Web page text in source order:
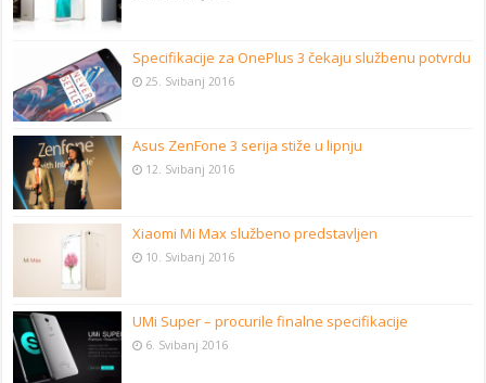
Specifikacije za OnePlus 3 čekaju službenu potvrdu
25. Svibanj 2016
Asus ZenFone 3 serija stiže u lipnju
12. Svibanj 2016
Xiaomi Mi Max službeno predstavljen
10. Svibanj 2016
UMi Super – procurile finalne specifikacije
6. Svibanj 2016